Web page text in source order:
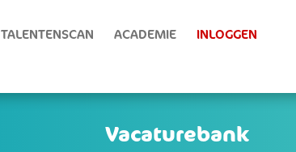
TALENTENSCAN ACADEMIE INLOGGEN